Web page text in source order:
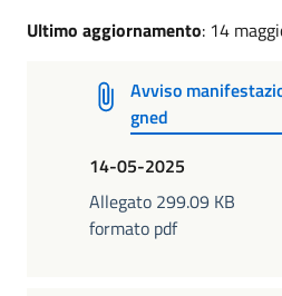
Ultimo aggiornamento: 14
Avviso
gned
14-05-2025
Allegato 299.09 KB
formato pdf